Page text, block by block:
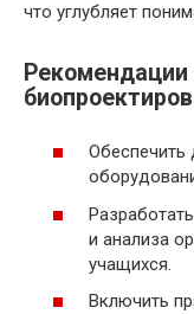
что углубляет
Обеспечить
и анализа
учащихся.
Включить